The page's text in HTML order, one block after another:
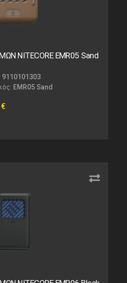
NITECORE EMR05 Sand
9110101303
EMR05 Sand
€